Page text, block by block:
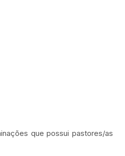
que possui pastores/as